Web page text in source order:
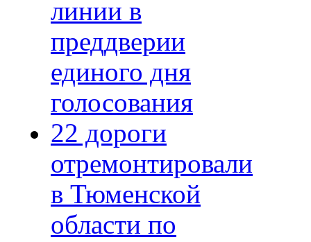
линии в
преддверии
единого дня
голосования
22 дороги
отремонтировали
в Тюменской
области по